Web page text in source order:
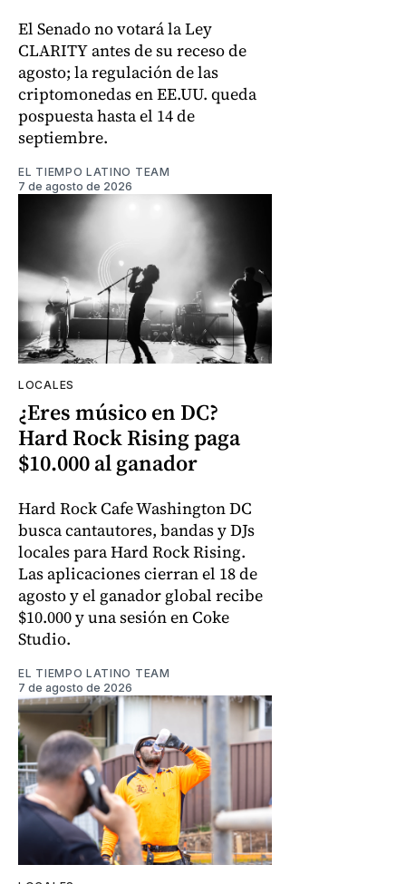
El Senado no votará la Ley
CLARITY antes de su receso de
agosto; la regulación de las
criptomonedas en EE.UU. queda
pospuesta hasta el 14 de
septiembre.
EL TIEMPO LATINO TEAM
7 de agosto de 2026
LOCALES
¿Eres músico en DC?
Hard Rock Rising paga
$10.000 al ganador
Hard Rock Cafe Washington DC
busca cantautores, bandas y DJs
locales para Hard Rock Rising.
Las aplicaciones cierran el 18 de
agosto y el ganador global recibe
$10.000 y una sesión en Coke
Studio.
EL TIEMPO LATINO TEAM
7 de agosto de 2026